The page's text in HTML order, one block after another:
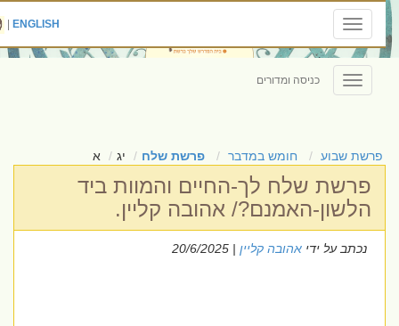
Toggle
navigation
ENGLISH
|
Toggle
navigation
כניסה ומדורים
פרשת שבוע חומש במדבר פרשת שלח יג א
פרשת שלח לך-החיים והמוות ביד
הלשון-האמנם?/ אהובה קליין.
נכתב על ידיאהובה קליין| 20/6/2025